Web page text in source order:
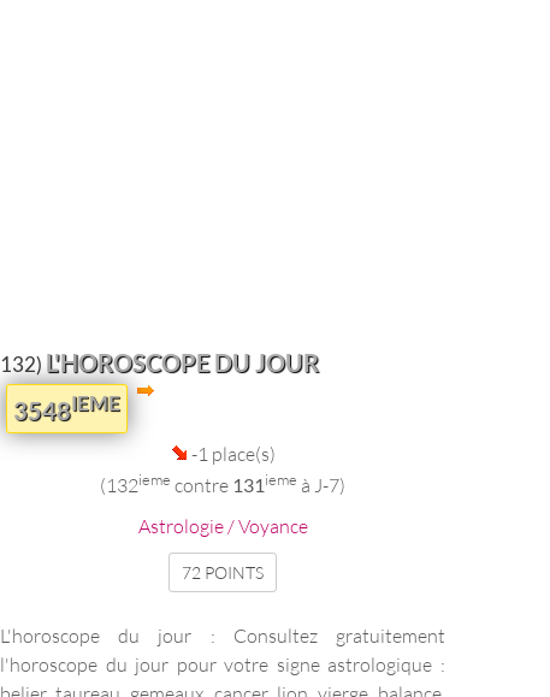
132) L'HOROSCOPE DU JOUR
3548IEME
-1 place(s)
(132ieme contre 131ieme à J-7)
Astrologie / Voyance
72 POINTS
L'horoscope du jour : Consultez gratuitement
l'horoscope du jour pour votre signe astrologique :